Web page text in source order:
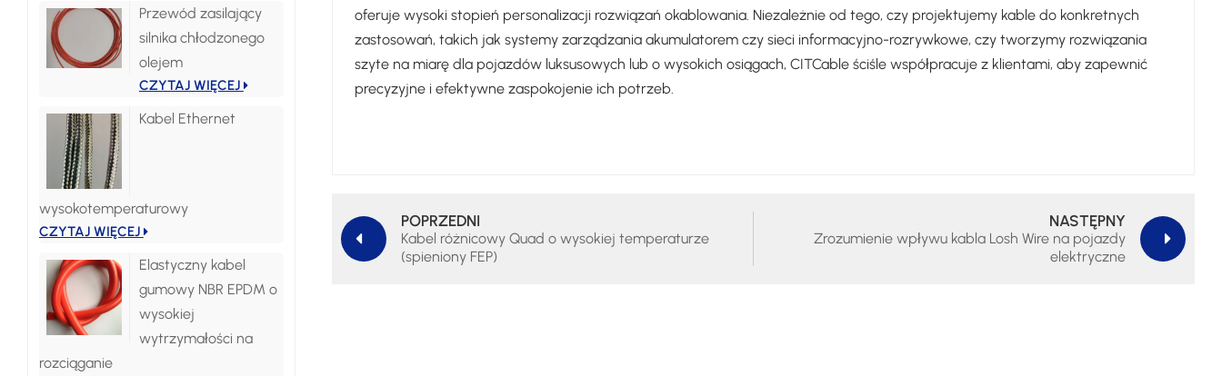
Przewód zasilający
silnika chłodzonego
olejem
CZYTAJ WIĘCEJ
Kabel Ethernet
wysokotemperaturowy
CZYTAJ WIĘCEJ
Elastyczny kabel
gumowy NBR EPDM o
wysokiej
wytrzymałości na
rozciąganie
oferuje wysoki stopień personalizacji rozwiązań okablowania. Niezależnie od tego, czy projektujemy kable do konkretnych
zastosowań, takich jak systemy zarządzania akumulatorem czy sieci informacyjno-rozrywkowe, czy tworzymy rozwiązania
szyte na miarę dla pojazdów luksusowych lub o wysokich osiągach, CITCable ściśle współpracuje z klientami, aby zapewnić
precyzyjne i efektywne zaspokojenie ich potrzeb.
POPRZEDNI
Kabel różnicowy Quad o wysokiej temperaturze
(spieniony FEP)
NASTĘPNY
Zrozumienie wpływu kabla Losh Wire na pojazdy
elektryczne